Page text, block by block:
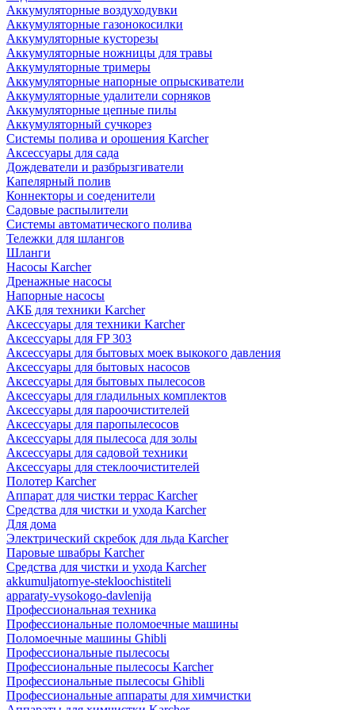
Аккумуляторные воздуходувки
Аккумуляторные газонокосилки
Аккумуляторные кусторезы
Аккумуляторные ножницы для травы
Аккумуляторные тримеры
Аккумуляторные напорные опрыскиватели
Аккумуляторные удалители сорняков
Аккумуляторные цепные пилы
Аккумуляторный сучкорез
Системы полива и орошения Karcher
Аксессуары для сада
Дождеватели и разбрызгиватели
Капелярный полив
Коннекторы и соеденители
Садовые распылители
Системы автоматического полива
Тележки для шлангов
Шланги
Насосы Karcher
Дренажные насосы
Напорные насосы
АКБ для техники Karcher
Аксессуары для техники Karcher
Аксессуары для FP 303
Аксессуары для бытовых моек выкокого давления
Аксессуары для бытовых насосов
Аксессуары для бытовых пылесосов
Аксессуары для гладильных комплектов
Аксессуары для пароочистителей
Аксессуары для паропылесосов
Аксессуары для пылесоса для золы
Аксессуары для садовой техники
Аксессуары для стеклоочистителей
Полотер Karcher
Аппарат для чистки террас Karcher
Средства для чистки и ухода Karcher
Для дома
Электрический скребок для льда Karcher
Паровые швабры Karcher
Средства для чистки и ухода Karcher
akkumuljatornye-stekloochistiteli
apparaty-vysokogo-davlenija
Профессиональная техника
Профессиональные поломоечные машины
Поломоечные машины Ghibli
Профессиональные пылесосы
Профессиональные пылесосы Karcher
Профессиональные пылесосы Ghibli
Профессиональные аппараты для химчистки